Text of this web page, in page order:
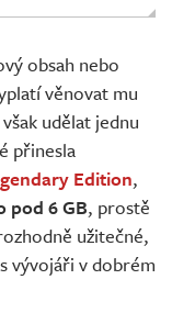
obsah nebo
věnovat mu
udělat jednu
přinesla
Edition,
pod 6 GB, prostě
užitečné,
vývojáři v dobrém